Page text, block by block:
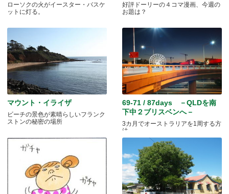
ローソクの火がイースター・バスケ
ットに灯る。
好評ドーリーの４コマ漫画、今週の
お題は？
マウント・イライザ
ビーチの景色が素晴らしいフランク
ストンの秘密の場所
69-71 / 87days －QLDを南
下中２ブリスベンへ－
3カ月でオーストラリアを1周する方
法